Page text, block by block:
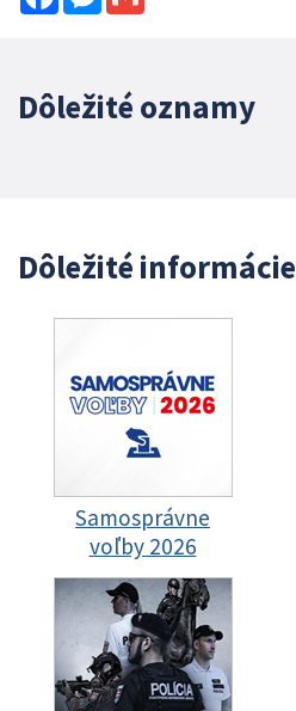
Dôležité oznamy
Dôležité informácie
Samosprávne
voľby 2026